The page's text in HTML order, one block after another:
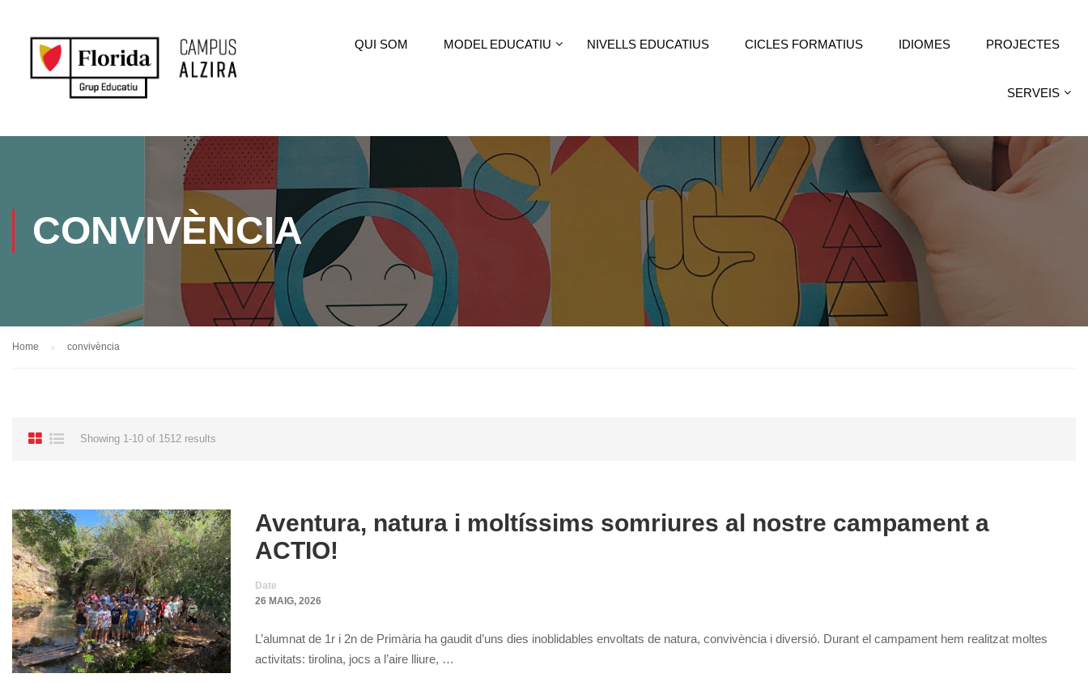
QUI SOM MODEL EDUCATIU NIVELLS EDUCATIUS CICLES FORMATIUS IDIOMES PROJECTES
SERVEIS
CONVIVÈNCIA
Home convivència
Showing 1-10 of 1512 results
Aventura, natura i moltíssims somriures al nostre campament a
ACTIO!
Date
26 MAIG, 2026
L’alumnat de 1r i 2n de Primària ha gaudit d’uns dies inoblidables envoltats de natura, convivència i diversió. Durant el campament hem realitzat moltes
activitats: tirolina, jocs a l’aire lliure, …